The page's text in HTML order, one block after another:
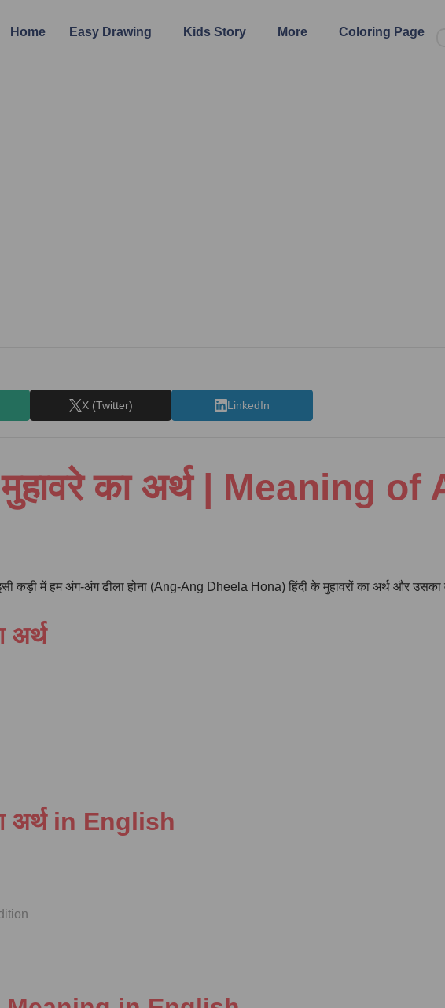
Home Easy Drawing Kids Story More Coloring Page
X (Twitter) LinkedIn
मुहावरे का अर्थ | Meaning
इसी कड़ी में हम अंग-अंग ढीला होना (Ang-Ang Dheela Hona) हिंदी के मुहावरों का अर्थ और उसका
अर्थ
अर्थ in English